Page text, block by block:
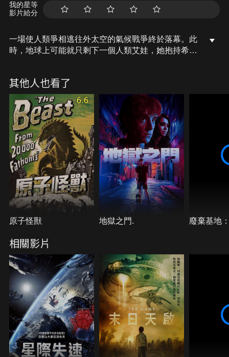
我的星等
影片給分
一場使人類爭相逃往外太空的氣候戰爭終於落幕。此
時，地球上可能就只剩下一個人類艾娃，她抱持希望
個月自動變更一次，若沒有回答出密碼就無法進入基
地。於是，尚未取得新密碼的艾娃與阿塗發生衝突，
並展開一場攸關存活的殊死戰。
其他人也看了
6.6
原子怪獸 地獄之門. 廢棄基地
相關影片